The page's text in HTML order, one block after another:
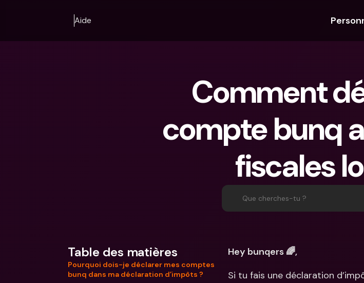
Aide
Pour les expats
Pour les couples
Pour les parents
Abonnements
bunq Free
bunq Pro
Pour les
Pour les PME
bancaires
bunq Core
bunq Elite
Comment
compte bunq
fiscales
Que cherches-tu ?
Table des matières
Pourquoi dois-je déclarer mes comptes
bunq dans ma déclaration d’impôts ?
Hey bunqers 🌈,
Si tu fais une déclaration